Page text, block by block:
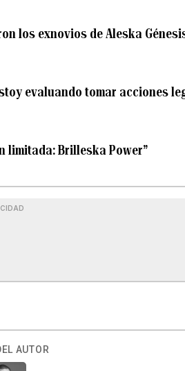
los exnovios de Aleska
evaluando tomar acciones
limitada: Brilleska Power”
AUTOR